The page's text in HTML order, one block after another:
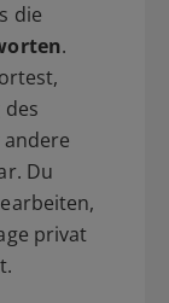
die
.
Du
privat